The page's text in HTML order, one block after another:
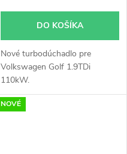
DO KOŠÍKA
Nové turbodúchadlo pre
Volkswagen Golf 1.9TDi
110kW.
NOVÉ